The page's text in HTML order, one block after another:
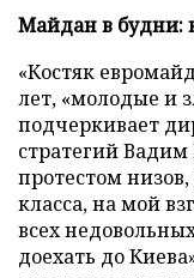
Майдан в будни:
«Костяк
лет, «молодые и
подчеркивает
стратегий
протестом
класса, на мой
всех
доехать до